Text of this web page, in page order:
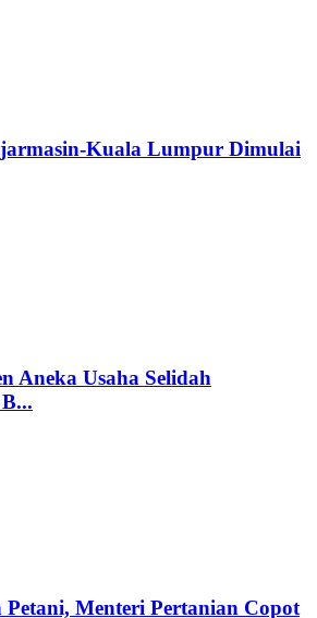
Kuala Lumpur Dimulai
Aneka Usaha Selidah
Petani, Menteri Pertanian Copot